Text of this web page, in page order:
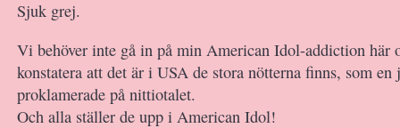
Sjuk grej.
Vi behöver inte gå in på min American Idol-addiction här
konstatera att det är i USA de stora nötterna finns, som en
proklamerade på nittiotalet.
Och alla ställer de upp i American Idol!